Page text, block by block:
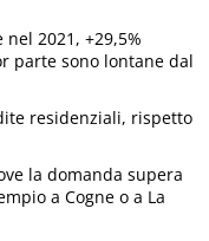
2021, +29,5%
parte sono lontane dal
residenziali, rispetto
la domanda supera
a Cogne o a La